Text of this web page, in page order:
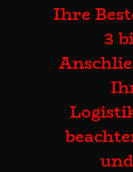
Ihre
3